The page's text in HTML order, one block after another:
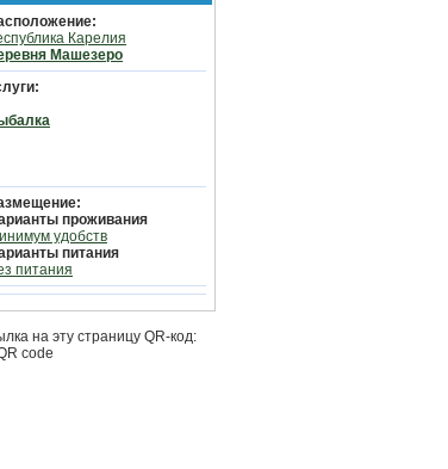
Карелия
Машезеро
проживания
удобств
питания
питания
на эту страницу QR-код: